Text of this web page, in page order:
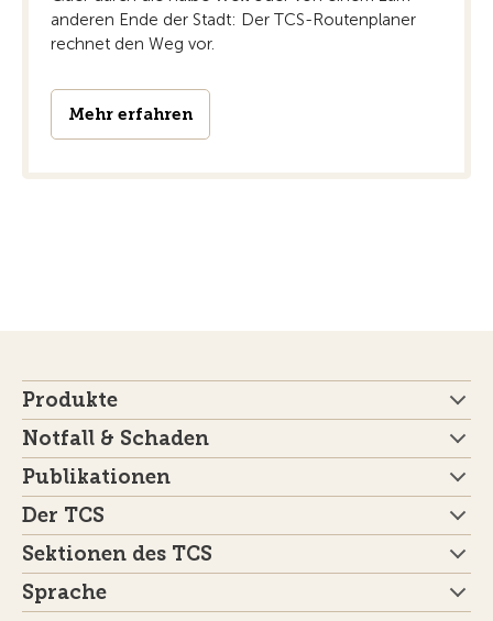
anderen Ende der Stadt: Der TCS-Routenplaner
rechnet den Weg vor.
Mehr erfahren
Produkte
Notfall & Schaden
Publikationen
Der TCS
Sektionen des TCS
Sprache